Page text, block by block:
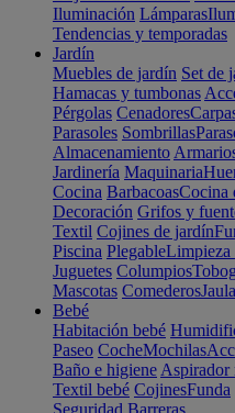
Iluminación Lámparas
Tendencias y temporadas
Jardín
Muebles de jardín Set de
Hamacas y tumbonas
Pérgolas Cenadores
Parasoles Sombrillas
Almacenamiento
Jardinería Maquinaria
Cocina BarbacoasCocina
Decoración Grifos y
Textil Cojines de jardín
Piscina PlegableLimpieza
Juguetes Columpios
Mascotas Comederos
Bebé
Habitación bebé
Paseo CocheMochilas
Baño e higiene Aspirador
Textil bebé CojinesFunda
Seguridad Barreras